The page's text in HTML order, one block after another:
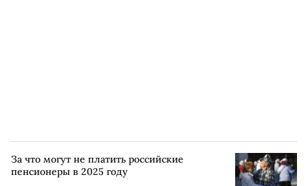
За что могут не платить российские
пенсионеры в 2025 году